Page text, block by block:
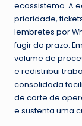
ecossistema. A
prioridade,
lembretes por
fugir do prazo.
volume de
e redistribui
consolidada
de corte de
e sustenta uma